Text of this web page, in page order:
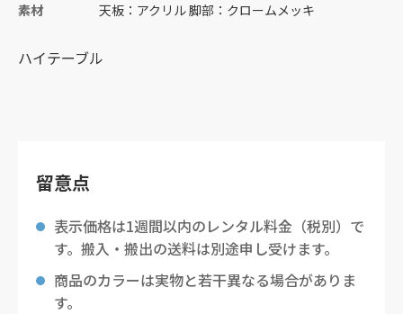
素材 天板：アクリル 脚部：クロームメッキ
ハイテーブル
留意点
表示価格は1週間以内のレンタル料金（税別）で
す。搬入・搬出の送料は別途申し受けます。
商品のカラーは実物と若干異なる場合がありま
す。